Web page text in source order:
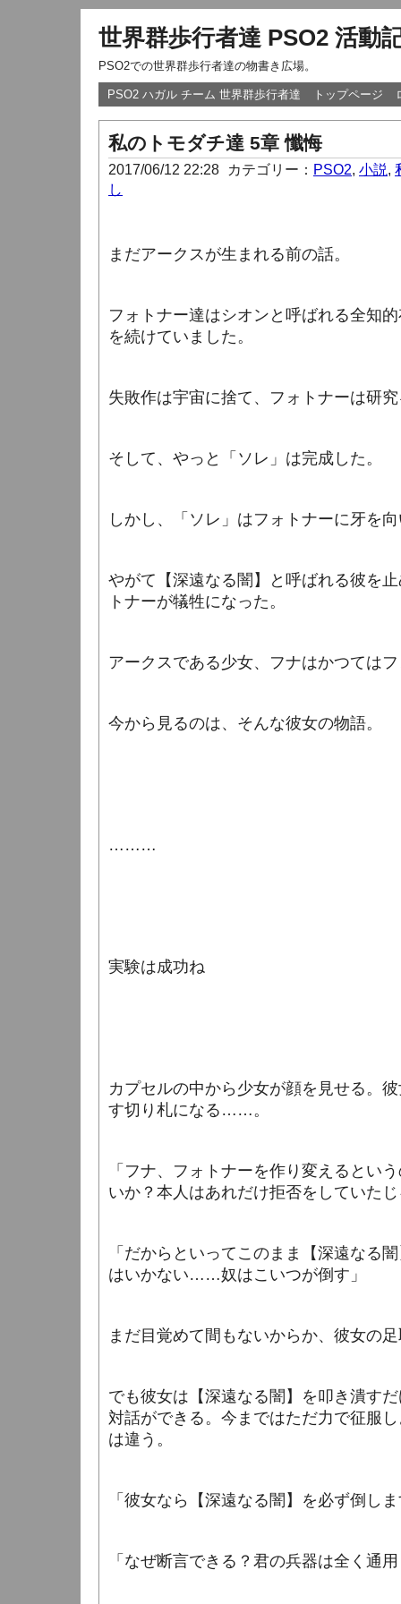
世界群歩行者達 PSO2 活動
PSO2での世界群歩行者達の物書き広場。
PSO2 ハガル チーム 世界群歩行者達 トップページ
私のトモダチ達 5章 懺悔
2017/06/12 22:28 カテゴリー： PSO2, 小説,
し
まだアークスが生まれる前の話。
フォトナー達はシオンと呼ばれる全知
を続けていました。
失敗作は宇宙に捨て、フォトナーは研
そして、やっと「ソレ」は完成した。
しかし、「ソレ」はフォトナーに牙を
やがて【深遠なる闇】と呼ばれる彼を
トナーが犠牲になった。
アークスである少女、フナはかつては
今から見るのは、そんな彼女の物語。
………
実験は成功ね
カプセルの中から少女が顔を見せる。
す切り札になる……。
「フナ、フォトナーを作り変えるとい
いか？本人はあれだけ拒否をしていた
「だからといってこのまま【深遠なる
はいかない……奴はこいつが倒す」
まだ目覚めて間もないからか、彼女の
でも彼女は【深遠なる闇】を叩き潰す
対話ができる。今まではただ力で征服
は違う。
「彼女なら【深遠なる闇】を必ず倒し
「なぜ断言できる？君の兵器は全く通